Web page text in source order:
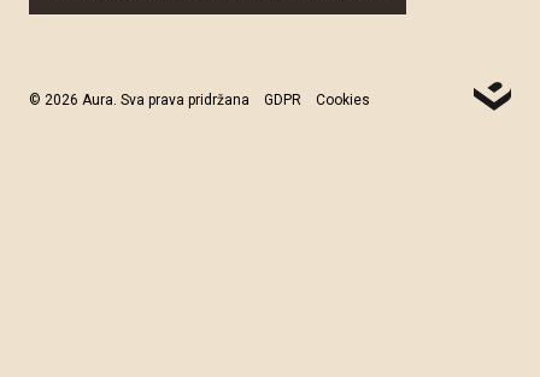
© 2026 Aura. Sva prava pridržana GDPR Cookies